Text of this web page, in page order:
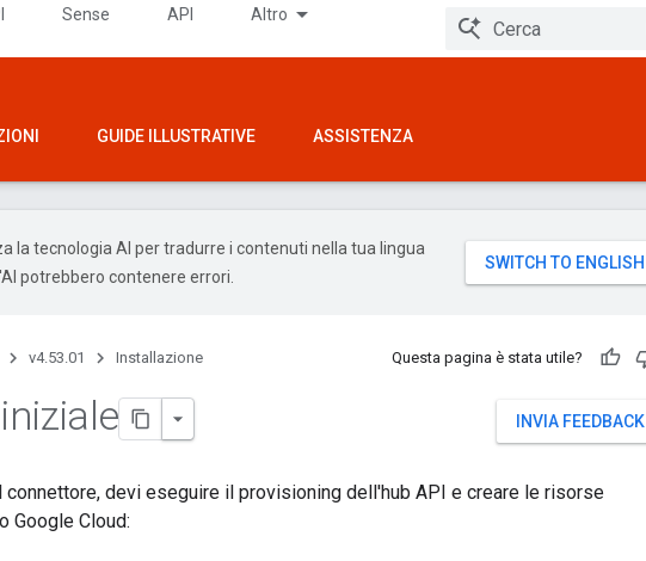
Sense API Altro
GUIDE ILLUSTRATIVE ASSISTENZA
la tecnologia AI per tradurre i contenuti nella tua lingua
potrebbero contenere errori.
v4.53.01 Installazione Questa pagina è stata utile?
INVIA FEEDBACK
devi eseguire il provisioning dell'hub API e creare le risorse
Google Cloud: